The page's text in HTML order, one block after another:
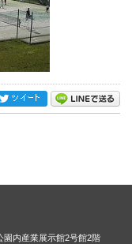
内産業展示館2号館2階